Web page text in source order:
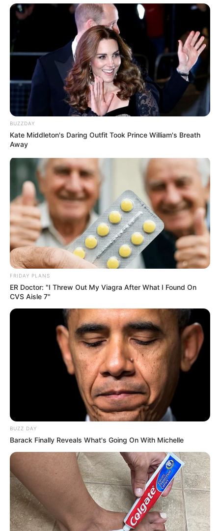
BUZZDAY
Kate Middleton's Daring Outfit Took Prince William's Breath
Away
FRIDAY PLANS
ER Doctor: "I Threw Out My Viagra After What I Found On
CVS Aisle 7"
BUZZ DAY
Barack Finally Reveals What's Going On With Michelle